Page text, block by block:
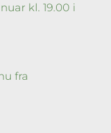
kl. 19.00 i
fra